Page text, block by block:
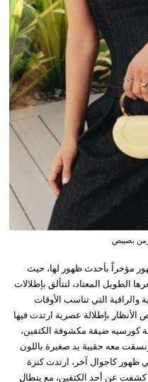
بصيبص
مؤخراً بأحدث ظهور لها، حيث
المعتاد، لتتألق بإطلالات
التي تناسب الأوقات
الأنظار بإطلالة عصرية ارتدت فيها
كورسيه ضيقة مكشوفة الكتفين،
معه حقيبة يد صغيرة باللون
ظهور كاجوال آخر، ارتدت كنزة
كشفت عن أحد الكتفين، مع بنطال